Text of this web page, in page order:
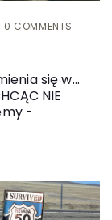
0 COMMENTS
się w...
NIE
-